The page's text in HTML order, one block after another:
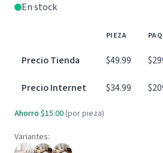
En stock
PIEZA
Precio Tienda $49.99
Precio Internet $34.99
Ahorro $15.00 (por pieza)
Variantes: